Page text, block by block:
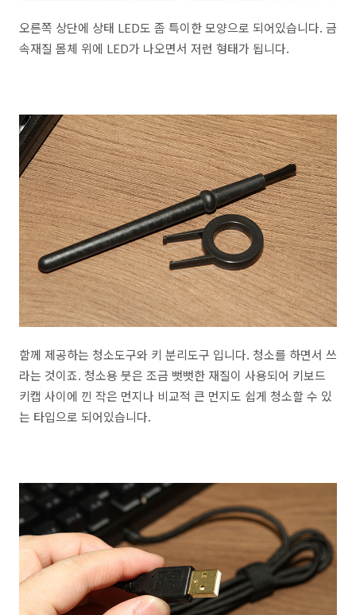
오른쪽 상단에 상태 LED도 좀 특이한 모양으로 되어있습니다. 금
속재질 몸체 위에 LED가 나오면서 저런 형태가 됩니다.
함께 제공하는 청소도구와 키 분리도구 입니다. 청소를 하면서 쓰
라는 것이죠. 청소용 붓은 조금 뻣뻣한 재질이 사용되어 키보드
키캡 사이에 낀 작은 먼지나 비교적 큰 먼지도 쉽게 청소할 수 있
는 타입으로 되어있습니다.